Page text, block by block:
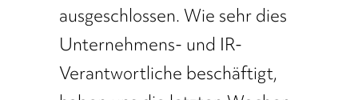
ausgeschlossen. Wie sehr dies
Unternehmens- und IR-
Verantwortliche beschäftigt,